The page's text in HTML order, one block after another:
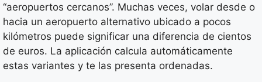
“aeropuertos cercanos”. Muchas veces, volar desde o
hacia un aeropuerto alternativo ubicado a pocos
kilómetros puede significar una diferencia de cientos
de euros. La aplicación calcula automáticamente
estas variantes y te las presenta ordenadas.